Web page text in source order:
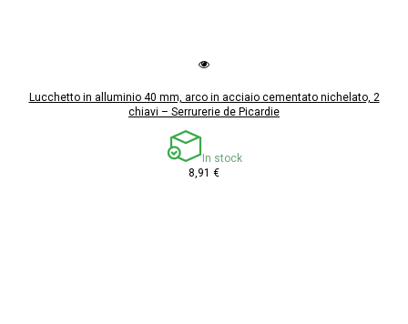
Lucchetto in alluminio 40 mm, arco in acciaio cementato nichelato, 2
chiavi – Serrurerie de Picardie
In stock
8,91 €